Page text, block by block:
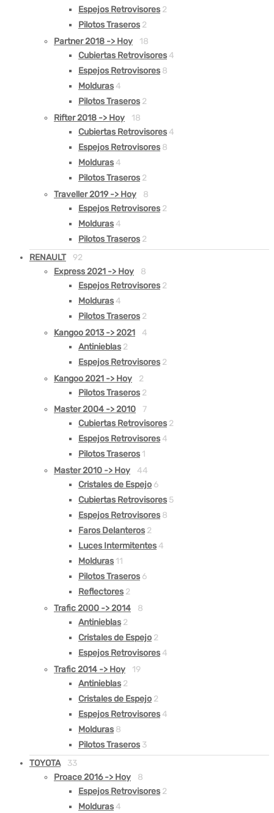
Espejos Retrovisores 2
Pilotos Traseros 2
Partner 2018 -> Hoy
18
Cubiertas Retrovisores 4
Espejos Retrovisores 8
Molduras 4
Pilotos Traseros 2
Rifter 2018 -> Hoy
18
Cubiertas Retrovisores 4
Espejos Retrovisores 8
Molduras 4
Pilotos Traseros 2
Traveller 2019 -> Hoy
8
Espejos Retrovisores 2
Molduras 4
Pilotos Traseros 2
RENAULT
92
Express 2021 -> Hoy
8
Espejos Retrovisores 2
Molduras 4
Pilotos Traseros 2
Kangoo 2013 -> 2021
4
Antinieblas 2
Espejos Retrovisores 2
Kangoo 2021 -> Hoy
2
Pilotos Traseros 2
Master 2004 -> 2010
7
Cubiertas Retrovisores 2
Espejos Retrovisores 4
Pilotos Traseros 1
Master 2010 -> Hoy
44
Cristales de Espejo 6
Cubiertas Retrovisores 5
Espejos Retrovisores 8
Faros Delanteros 2
Luces Intermitentes 4
Molduras 11
Pilotos Traseros 6
Reflectores 2
Trafic 2000 -> 2014
8
Antinieblas 2
Cristales de Espejo 2
Espejos Retrovisores 4
Trafic 2014 -> Hoy
19
Antinieblas 2
Cristales de Espejo 2
Espejos Retrovisores 4
Molduras 8
Pilotos Traseros 3
TOYOTA
33
Proace 2016 -> Hoy
8
Espejos Retrovisores 2
Molduras 4